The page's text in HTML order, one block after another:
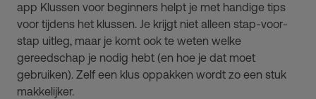
app Klussen voor beginners helpt je met handige tips
voor tijdens het klussen. Je krijgt niet alleen stap-voor-
stap uitleg, maar je komt ook te weten welke
gereedschap je nodig hebt (en hoe je dat moet
gebruiken). Zelf een klus oppakken wordt zo een stuk
makkelijker.